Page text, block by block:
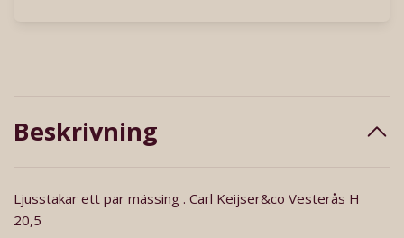
Beskrivning
Ljusstakar ett par mässing . Carl Keijser&co Vesterås H
20,5